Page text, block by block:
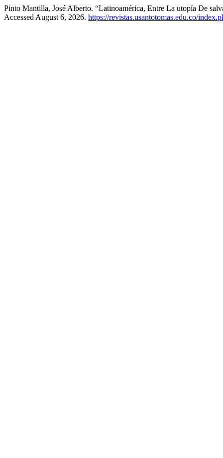
Pinto Mantilla, José Alberto. “Latinoamérica, Entre La utopía De
Accessed August 6, 2026. https://revistas.usantotomas.edu.co/